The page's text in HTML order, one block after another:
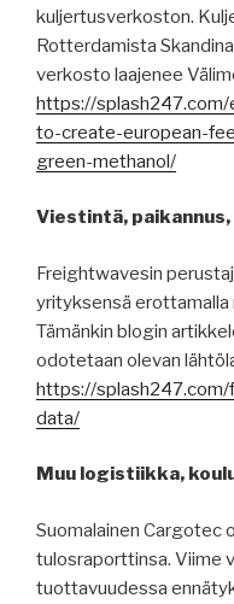
kuljertusverkoston.
Rotterdamista
verkosto laajenee
https://
to-create-european-
green-methanol/
Viestintä,
Freightwavesin
yrityksensä
Tämänkin blogin
odotetaan olevan
https://
data/
Muu logistiikka,
Suomalainen Cargotec
tulosraporttinsa. Viime
tuottavuudessa